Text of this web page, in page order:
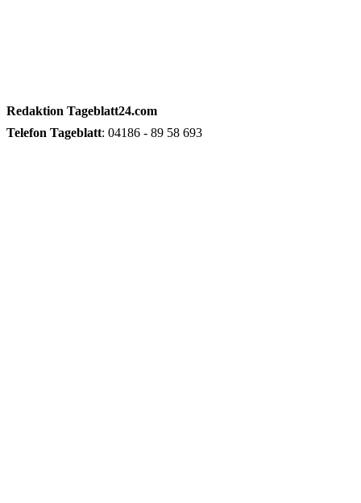
Redaktion Tageblatt24.com
Telefon Tageblatt: 04186 - 89 58 693